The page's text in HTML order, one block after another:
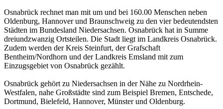
Osnabrück rechnet man mit um und bei 160.00 Menschen neben
Oldenburg, Hannover und Braunschweig zu den vier bedeutendsten
Städten im Bundesland Niedersachsen. Osnabrück hat in Summe
dreiundzwanzig Ortsteilen. Die Stadt liegt im Landkreis Osnabrück.
Zudem werden der Kreis Steinfurt, der Grafschaft
Bentheim/Nordhorn und der Landkreis Emsland mit zum
Einzugsgebiet von Osnabrück gezählt.
Osnabrück gehört zu Niedersachsen in der Nähe zu Nordrhein-
Westfalen, nahe Großstädte sind zum Beispiel Bremen, Entschede,
Dortmund, Bielefeld, Hannover, Münster und Oldenburg.